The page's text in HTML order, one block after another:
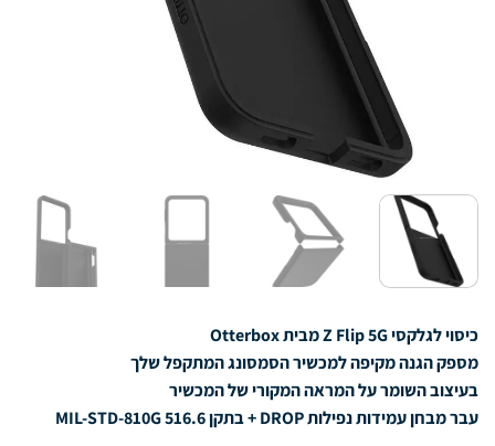
כיסוי לגלקסי Z Flip 5G מבית Otterbox
מספק הגנה מקיפה למכשיר הסמסונג המתקפל שלך
בעיצוב השומר על המראה המקורי של המכשיר
עבר מבחן עמידות נפילות DROP + בתקן MIL-STD-810G 516.6